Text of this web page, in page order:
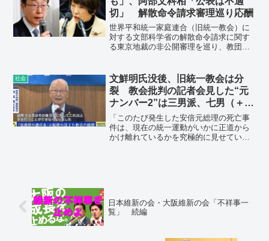
る」
切」 解散命令請求審理巡り応酬
世界平和統一家庭連合（旧統一教会）に
対する文部科学省の解散命令請求に関す
る東京地裁の非公開審理を巡り、教団側
ある」と主張している。阿部俊子文科相
は「非公開審理の証拠の内容を公表する
のは不適切」と反発している。
社会
文鮮明氏没後、旧統一教会は分
裂 教会批判の記者会見した“元
ナンバー2”は三男派、七男（＋四
男）は“銃”のサンクチュアリ教会
「このたび発生した安倍元総理の死亡事
件は、現在の統一運動がいかに正道から
かけ離れているかを究極的に見せている
日本維新の会・大阪維新の会「不祥事一
覧」 続編